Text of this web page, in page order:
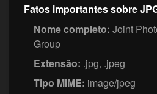
Fatos importantes sobre
Nome completo: Joint
Group
Extensão: .jpg, .jpeg
Tipo MIME: image/jpeg